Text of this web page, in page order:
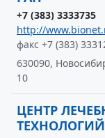
+7 (383) 3333735
http://
факс +7 (383)
630090,
10
ЦЕНТР
ТЕХНОЛОГИЙ